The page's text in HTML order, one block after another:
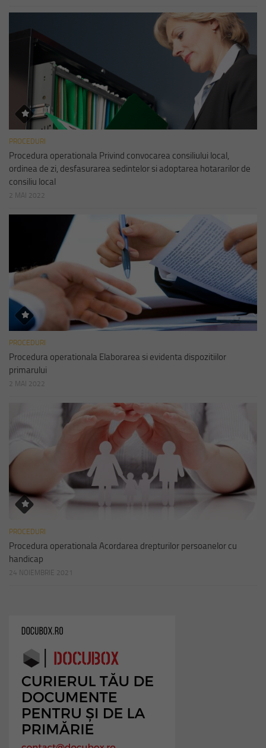
PROCEDURI
Procedura operationala Privind convocarea consiliului local,
ordinea de zi, desfasurarea sedintelor si adoptarea hotararilor de
consiliu local
2 MAI 2022
PROCEDURI
Procedura operationala Elaborarea si evidenta dispozitiilor
primarului
2 MAI 2022
PROCEDURI
Procedura operationala Acordarea drepturilor persoanelor cu
handicap
24 NOIEMBRIE 2021